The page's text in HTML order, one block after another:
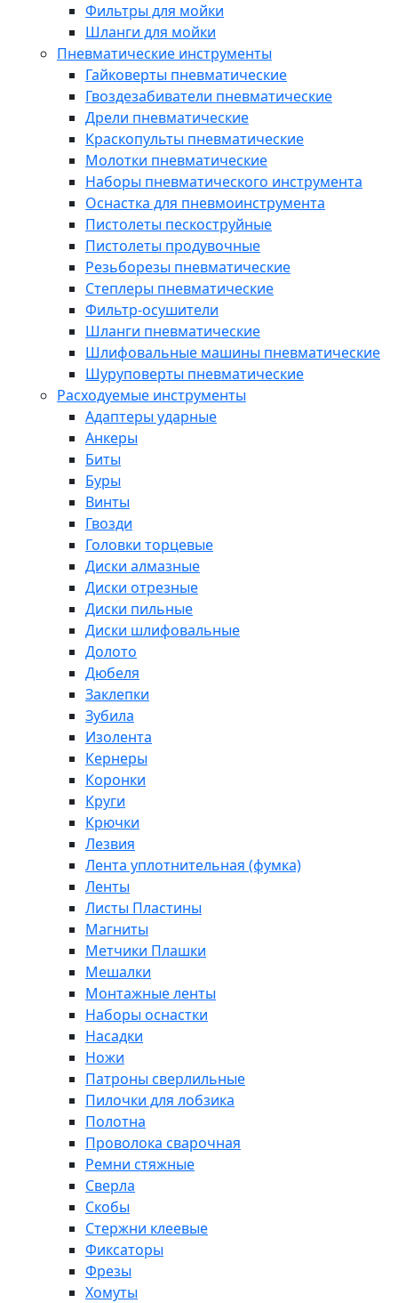
Фильтры для мойки
Шланги для мойки
Пневматические инструменты
Гайковерты пневматические
Гвоздезабиватели пневматические
Дрели пневматические
Краскопульты пневматические
Молотки пневматические
Наборы пневматического инструмента
Оснастка для пневмоинструмента
Пистолеты пескоструйные
Пистолеты продувочные
Резьборезы пневматические
Степлеры пневматические
Фильтр-осушители
Шланги пневматические
Шлифовальные машины пневматические
Шуруповерты пневматические
Расходуемые инструменты
Адаптеры ударные
Анкеры
Биты
Буры
Винты
Гвозди
Головки торцевые
Диски алмазные
Диски отрезные
Диски пильные
Диски шлифовальные
Долото
Дюбеля
Заклепки
Зубила
Изолента
Кернеры
Коронки
Круги
Крючки
Лезвия
Лента уплотнительная (фумка)
Ленты
Листы Пластины
Магниты
Метчики Плашки
Мешалки
Монтажные ленты
Наборы оснастки
Насадки
Ножи
Патроны сверлильные
Пилочки для лобзика
Полотна
Проволока сварочная
Ремни стяжные
Сверла
Скобы
Стержни клеевые
Фиксаторы
Фрезы
Хомуты